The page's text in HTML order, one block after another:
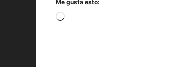
Me gusta esto:
Cargando...